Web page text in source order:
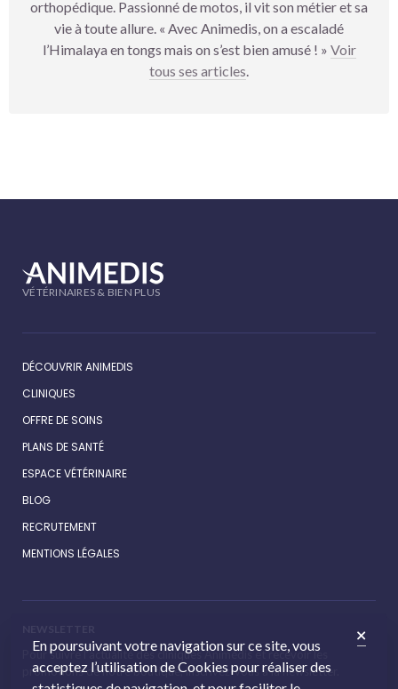
orthopédique. Passionné de motos, il vit son métier et sa
vie à toute allure. « Avec Animedis, on a escaladé
l’Himalaya en tongs mais on s’est bien amusé ! » Voir
tous ses articles.
VÉTÉRINAIRES & BIEN PLUS
DÉCOUVRIR ANIMEDIS
CLINIQUES
OFFRE DE SOINS
PLANS DE SANTÉ
ESPACE VÉTÉRINAIRE
BLOG
RECRUTEMENT
MENTIONS LÉGALES
Pour suivre l’actualité des cliniques Animédis et recevoir les
promotions de notre boutique, inscrivez-vous à la newsletter.
En poursuivant votre navigation sur ce site, vous
acceptez l’utilisation de Cookies pour réaliser des